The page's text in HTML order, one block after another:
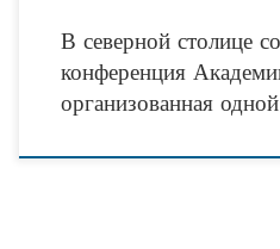
В северной столице
конференция
организованная